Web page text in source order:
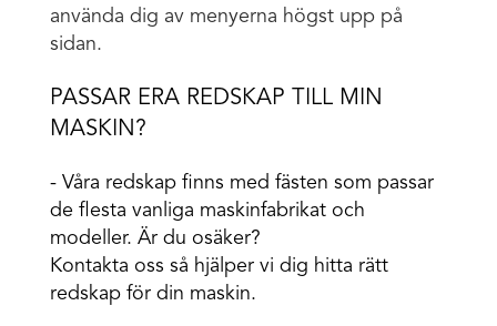
använda dig av menyerna högst upp på
sidan.
PASSAR ERA REDSKAP TILL MIN
MASKIN?
- Våra redskap finns med fästen som passar
de flesta vanliga maskinfabrikat och
modeller. Är du osäker?
Kontakta oss så hjälper vi dig hitta rätt
redskap för din maskin.